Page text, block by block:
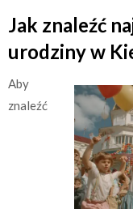
Jak znaleźć
urodziny w
Aby
znaleźć